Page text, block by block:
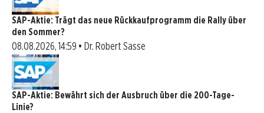
SAP-Aktie: Trägt das neue Rückkaufprogramm die Rally über
den Sommer?
08.08.2026, 14:59 • Dr. Robert Sasse
SAP-Aktie: Bewährt sich der Ausbruch über die 200-Tage-
Linie?